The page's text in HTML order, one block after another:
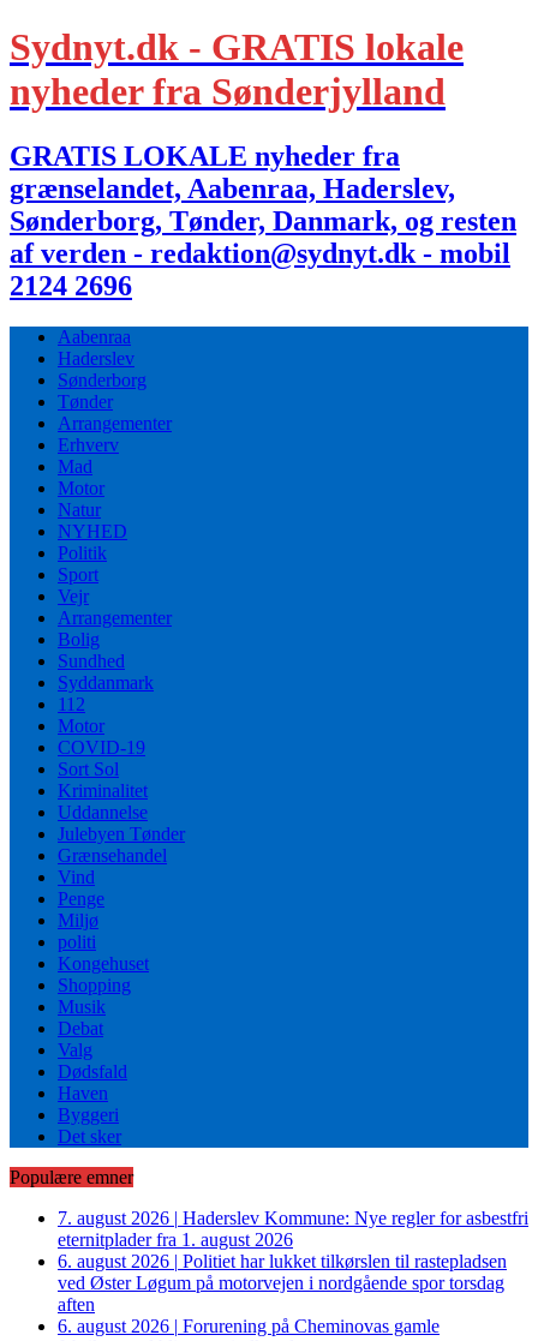
Sydnyt.dk - GRATIS lokale
nyheder fra Sønderjylland
GRATIS LOKALE nyheder fra
grænselandet, Aabenraa, Haderslev,
Sønderborg, Tønder, Danmark, og resten
af verden - redaktion@sydnyt.dk - mobil
2124 2696
Aabenraa
Haderslev
Sønderborg
Tønder
Arrangementer
Erhverv
Mad
Motor
Natur
NYHED
Politik
Sport
Vejr
Arrangementer
Bolig
Sundhed
Syddanmark
112
Motor
COVID-19
Sort Sol
Kriminalitet
Uddannelse
Julebyen Tønder
Grænsehandel
Vind
Penge
Miljø
politi
Kongehuset
Shopping
Musik
Debat
Valg
Dødsfald
Haven
Byggeri
Det sker
Populære emner
7. august 2026 | Haderslev Kommune: Nye regler for asbestfri
eternitplader fra 1. august 2026
6. august 2026 | Politiet har lukket tilkørslen til rastepladsen
ved Øster Løgum på motorvejen i nordgående spor torsdag
aften
6. august 2026 | Forurening på Cheminovas gamle